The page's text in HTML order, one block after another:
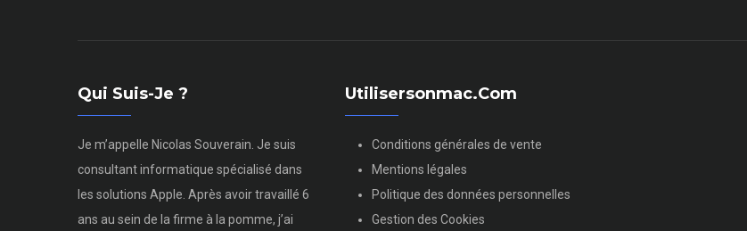
Qui Suis-Je ?
Je m’appelle Nicolas Souverain. Je suis
consultant informatique spécialisé dans
les solutions Apple. Après avoir travaillé 6
ans au sein de la firme à la pomme, j’ai
Utilisersonmac.com
Conditions générales de vente
Mentions légales
Politique des données personnelles
Gestion des Cookies